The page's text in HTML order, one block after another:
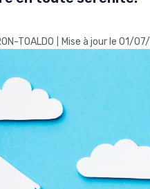
TOALDO Mise à jour le 01/